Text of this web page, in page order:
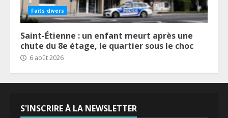
Faits divers
Saint-Étienne : un enfant meurt après une
chute du 8e étage, le quartier sous le choc
6 août 2026
S'INSCRIRE À LA NEWSLETTER